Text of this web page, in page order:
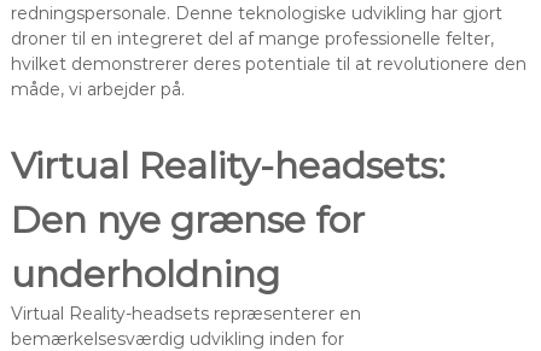
redningspersonale. Denne teknologiske udvikling har gjort
droner til en integreret del af mange professionelle felter,
hvilket demonstrerer deres potentiale til at revolutionere den
måde, vi arbejder på.
Virtual Reality-headsets:
Den nye grænse for
underholdning
Virtual Reality-headsets repræsenterer en
bemærkelsesværdig udvikling inden for